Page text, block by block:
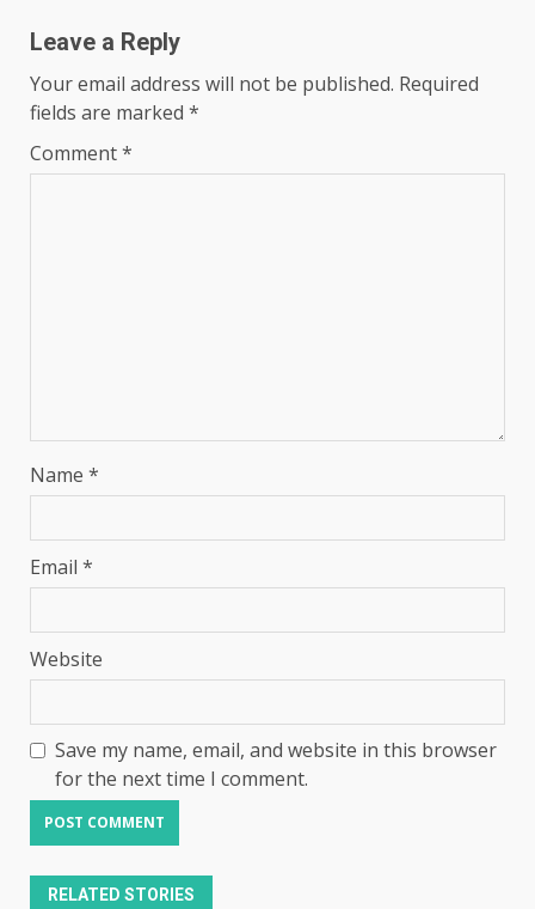
Leave a Reply
Your email address will not be published. Required
fields are marked *
Comment*
Name *
Email *
Website
Save my name, email, and website in this browser
for the next time I comment.
RELATED STORIES